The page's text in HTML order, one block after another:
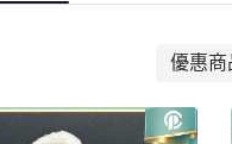
優惠商